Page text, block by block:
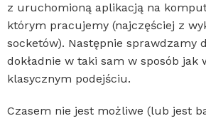
z uruchomioną aplikacją na
którym pracujemy (najczęściej z
socketów). Następnie sprawdzamy
dokładnie w taki sam w sposób jak
klasycznym podejściu.
Czasem nie jest możliwe (lub jest